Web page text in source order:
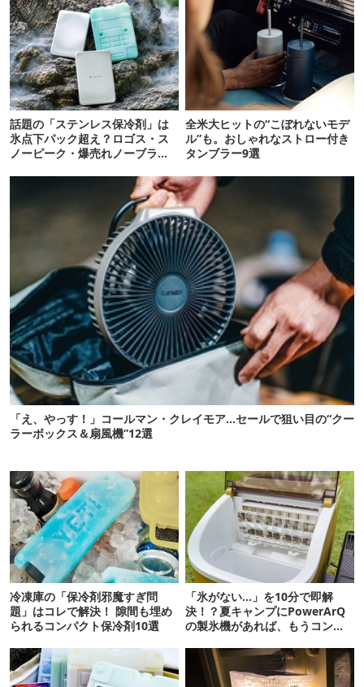
話題の「ステンレス保冷剤」は
氷点下パック超え？ロゴス・ス
ノーピーク・爆売れノーブラン
全米大ヒットの“こぼれないモデ
ル”も。おしゃれなストロー付き
タンブラー9選
「え、やっす！」コールマン・クレイモア…セールで狙い目の“クー
ラーボックス＆扇風機”12選
冷凍庫の「保冷剤邪魔すぎ問
題」はコレで解決！ 隙間も埋め
られるコンパクト保冷剤10選
「氷がない…」を10分で即解
決！？夏キャンプにPowerArQ
の製氷機があれば、もうコンビ